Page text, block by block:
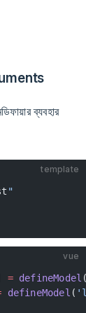
ব্যবহার
template
"
vue
= defineModel
defineModel (